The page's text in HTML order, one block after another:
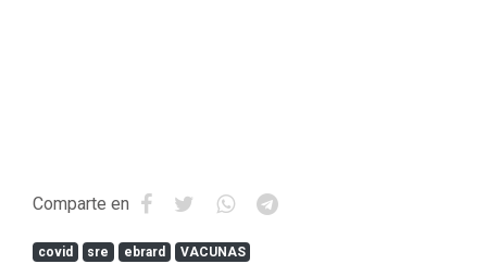
Comparte en
covid sre ebrard VACUNAS